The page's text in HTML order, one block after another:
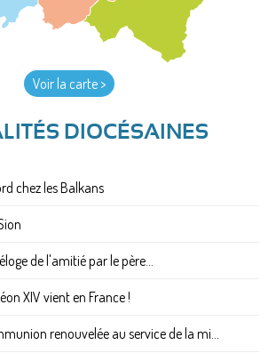
Voir la carte >
DIOCÉSAINES
chez les Balkans
de l'amitié par le père...
XIV vient en France !
renouvelée au service de la mi...